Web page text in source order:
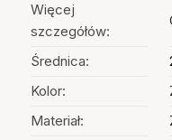
Więcej
szczegółów:
Średnica:
Kolor:
Materiał: